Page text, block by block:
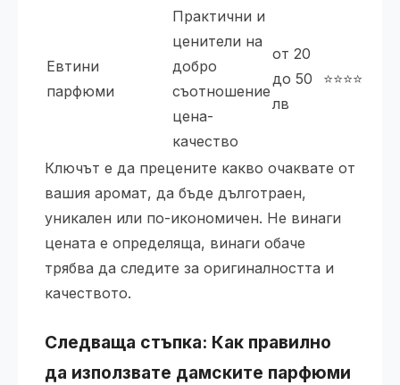
Евтини
парфюми
Практични и
ценители на
добро
съотношение
цена-
качество
от 20
до 50
лв
⭐️⭐️⭐️⭐️
Ключът е да прецените какво очаквате от
вашия аромат, да бъде дълготраен,
уникален или по-икономичен. Не винаги
цената е определяща, винаги обаче
трябва да следите за оригиналността и
качеството.
Следваща стъпка: Как правилно
да използвате дамските парфюми